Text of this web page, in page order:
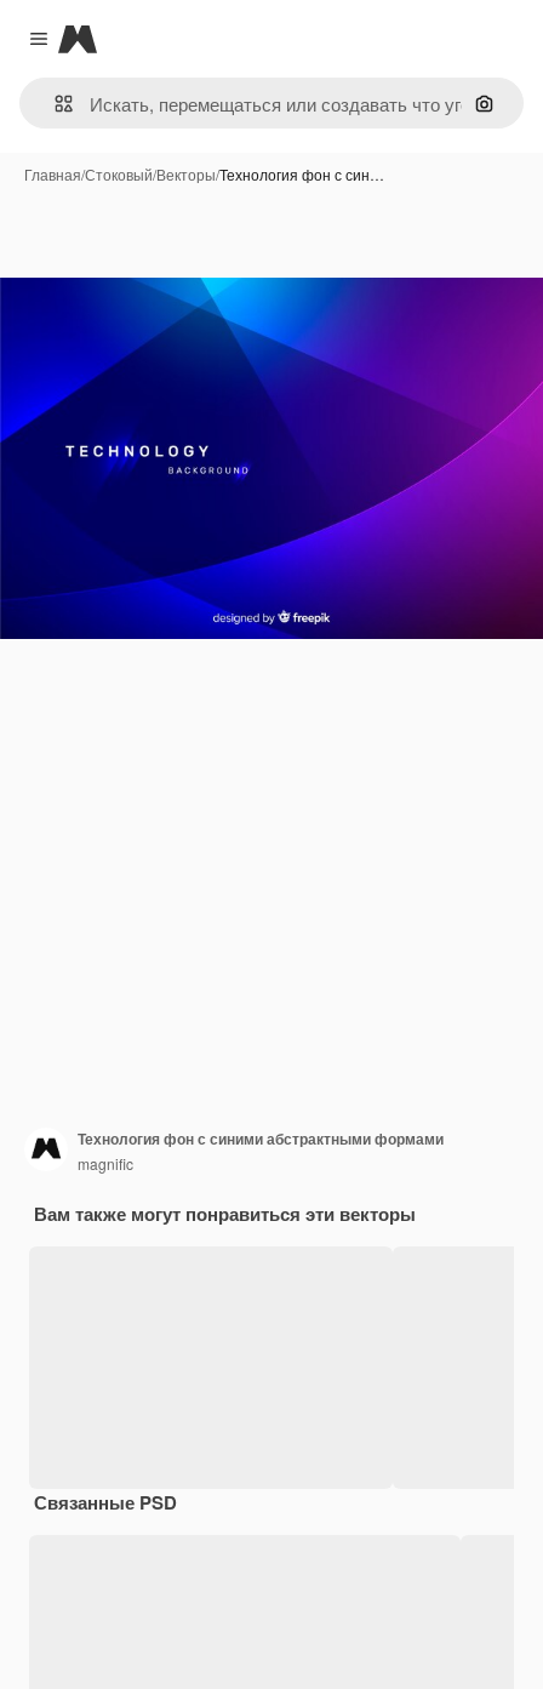
Close menu
Magnific
Поиск
Главная/Стоковый/Векторы/Технология фон с син…
Технология фон с синими абстрактными формами
magnific
Вам также могут понравиться эти векторы
Связанные PSD